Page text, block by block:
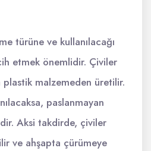
türüne ve kullanılacağı
etmek önemlidir. Çiviler
malzemeden üretilir.
paslanmayan
Aksi takdirde, çiviler
ve ahşapta çürümeye